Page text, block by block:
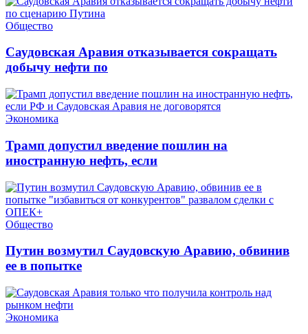
Общество
Саудовская Аравия отказывается сокращать
добычу нефти по
Экономика
Трамп допустил введение пошлин на
иностранную нефть, если
Общество
Путин возмутил Саудовскую Аравию, обвинив
ее в попытке
Экономика